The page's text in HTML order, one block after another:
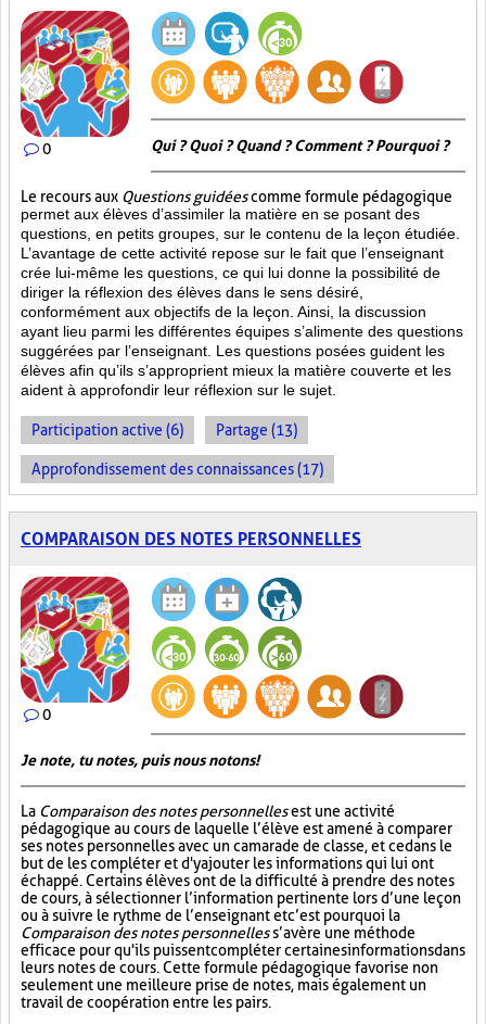
0 Qui ? Quoi ? Quand ? Comment ? Pourquoi ?
Le recours aux Questions guidéescomme formule pédagogique
permet aux élèves d’assimiler la matière en se posant des
questions, en petits groupes, sur le contenu de la leçon étudiée.
L’avantage de cette activité repose sur le fait que l’enseignant
crée lui-même les questions, ce qui lui donne la possibilité de
diriger la réflexion des élèves dans le sens désiré,
conformément aux objectifs de la leçon. Ainsi, la discussion
ayant lieu parmi les différentes équipes s’alimente des questions
suggérées par l’enseignant. Les questions posées guident les
élèves afin qu’ils s’approprient mieux la matière couverte et les
aident à approfondir leur réflexion sur le sujet.
Participation active (6) Partage (13)
Approfondissement des connaissances (17)
COMPARAISON DES NOTES PERSONNELLES
0
Je note, tu notes, puis nous notons!
La Comparaison des notes personnellesest une activité
pédagogique au cours de laquelle l’élève est amené à comparer
ses notes personnelles avec un camarade de classe, et ce dans le
but de les compléter et d'y ajouter les informations qui lui ont
échappé. Certains élèves ont de la difficulté à prendre des notes
de cours, à sélectionner l’information pertinente lors d’une leçon
ou à suivre le rythme de l’enseignant et c’est pourquoi la
Comparaison des notes personnelless’avère une méthode
efficace pour qu'ils puissent compléter certaines informations dans
leurs notes de cours. Cette formule pédagogique favorise non
seulement une meilleure prise de notes, mais également un
travail de coopération entre les pairs.